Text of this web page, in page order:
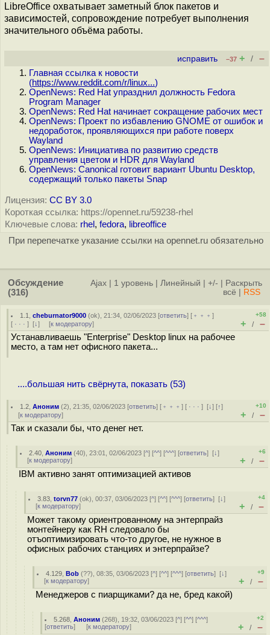
LibreOffice охватывает заметный блок пакетов и
зависимостей, сопровождение потребует выполнения
значительного объёма работы.
исправить –37 + / –
Главная ссылка к новости
(https://www.reddit.com/r/linux...)
OpenNews: Red Hat упразднил должность Fedora
Program Manager
OpenNews: Red Hat начинает сокращение рабочих мест
OpenNews: Проект по избавлению GNOME от ошибок и
недоработок, проявляющихся при работе поверх
Wayland
OpenNews: Инициатива по развитию средств
управления цветом и HDR для Wayland
OpenNews: Canonical готовит вариант Ubuntu Desktop,
содержащий только пакеты Snap
Лицензия: CC BY 3.0
Короткая ссылка: https://opennet.ru/59238-rhel
Ключевые слова: rhel , fedora, libreoffice
При перепечатке указание ссылки на opennet.ru обязательно
Обсуждение
(316)
Ajax 1 уровень Линейный +/-
Раскрыть
всё
RSS
1.1 ,cheburnator9000 (ok), 21:34, 02/06/2023 [ответить] [ ﹢﹢﹢]
[ · · · ] [↓] [к модератору]
+58
+ / –
Устанавливаешь "Enterprise" Desktop linux на рабочее
место, а там нет офисного пакета...
....большая нить свёрнута, показать (53)
1.2 ,Аноним (2), 21:35, 02/06/2023 [ответить] [ ﹢﹢﹢] [ · · ·][↓] [↑]
[к модератору]
+10
+ / –
Так и сказали бы, что денег нет.
2.40 ,Аноним (40), 23:01, 02/06/2023 [^] [^^] [^^^] [ответить][↓]
[к модератору]
+6
+ / –
IBM активно занят оптимизацией активов
3.83 ,torvn77 (ok), 00:37, 03/06/2023 [^] [^^] [^^^] [ответить][↓]
[к модератору]
+4
+ / –
Может такому ориентрованному на энтерпрайз
монтейнеру как RH следовало бы
отъоптимизировать что-то другое, не нужное в
офисных рабочих станциях и энтерпрайзе?
4.129 ,Bob (??), 08:35, 03/06/2023 [^] [^^] [^^^] [ответить][↓]
[к модератору]
+9
+ / –
Менеджеров с пиарщиками? да не, бред какой)
5.268 ,Аноним (268), 19:32, 03/06/2023 [^] [^^] [^^^]
[ответить] [к модератору]
+2
+ / –